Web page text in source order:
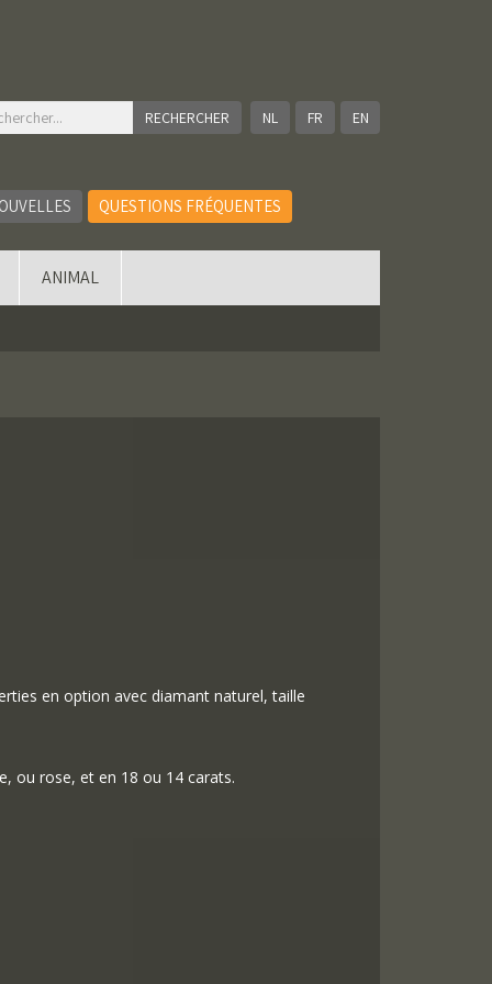
NL FR EN
QUESTIONS FRÉQUENTES
ANIMAL
en option avec diamant naturel, taille
ou rose, et en 18 ou 14 carats.